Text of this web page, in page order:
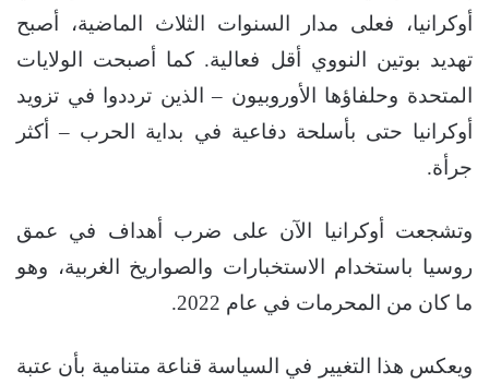
أوكرانيا، فعلى مدار السنوات الثلاث الماضية، أصبح
تهديد بوتين النووي أقل فعالية. كما أصبحت الولايات
المتحدة وحلفاؤها الأوروبيون – الذين ترددوا في تزويد
أوكرانيا حتى بأسلحة دفاعية في بداية الحرب – أكثر
جرأة.
وتشجعت أوكرانيا الآن على ضرب أهداف في عمق
روسيا باستخدام الاستخبارات والصواريخ الغربية، وهو
ما كان من المحرمات في عام 2022.
ويعكس هذا التغيير في السياسة قناعة متنامية بأن عتبة